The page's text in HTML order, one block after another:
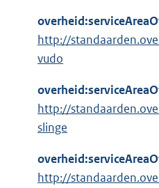
http://
vudo
http://
slinge
http://